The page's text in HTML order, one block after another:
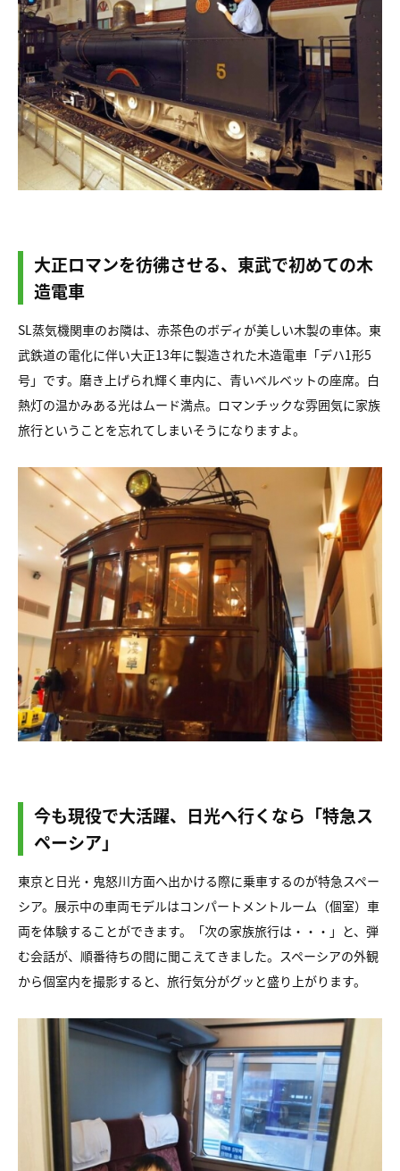
大正ロマンを彷彿させる、東武で初めての木
造電車
SL蒸気機関車のお隣は、赤茶色のボディが美しい木製の車体。東
武鉄道の電化に伴い大正13年に製造された木造電車「デハ1形5
号」です。磨き上げられ輝く車内に、青いベルベットの座席。白
熱灯の温かみある光はムード満点。ロマンチックな雰囲気に家族
旅行ということを忘れてしまいそうになりますよ。
今も現役で大活躍、日光へ行くなら「特急ス
ペーシア」
東京と日光・鬼怒川方面へ出かける際に乗車するのが特急スペー
シア。展示中の車両モデルはコンパートメントルーム（個室）車
両を体験することができます。「次の家族旅行は・・・」と、弾
む会話が、順番待ちの間に聞こえてきました。スペーシアの外観
から個室内を撮影すると、旅行気分がグッと盛り上がります。